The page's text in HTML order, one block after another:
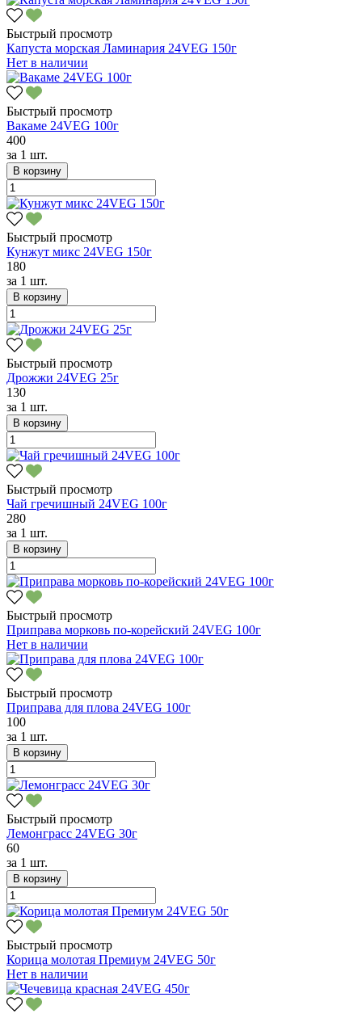
Быстрый просмотр
Капуста морская Ламинария 24VEG 150г
Нет в наличии
Быстрый просмотр
Вакаме 24VEG 100г
400
за 1 шт.
В корзину
Быстрый просмотр
Кунжут микс 24VEG 150г
180
за 1 шт.
В корзину
Быстрый просмотр
Дрожжи 24VEG 25г
130
за 1 шт.
В корзину
Быстрый просмотр
Чай гречишный 24VEG 100г
280
за 1 шт.
В корзину
Быстрый просмотр
Приправа морковь по-корейский 24VEG 100г
Нет в наличии
Быстрый просмотр
Приправа для плова 24VEG 100г
100
за 1 шт.
В корзину
Быстрый просмотр
Лемонграсс 24VEG 30г
60
за 1 шт.
В корзину
Быстрый просмотр
Корица молотая Премиум 24VEG 50г
Нет в наличии